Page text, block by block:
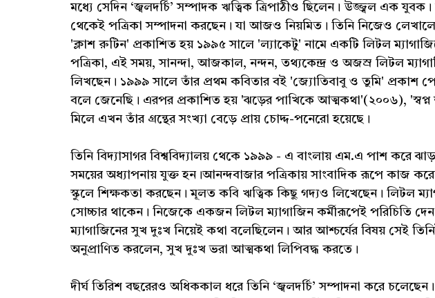
মধ্যে সেদিন ‘জ্বলদর্চি’ সম্পাদক ঋত্বিক ত্রিপাঠীও ছিলেন। উজ্জ্বল এক
থেকেই পত্রিকা সম্পাদনা করছেন। যা আজও নিয়মিত। তিনি নিজেও
'ক্লাশ রুটিন' প্রকাশিত হয় ১৯৯৫ সালে 'ল্যাকেটু' নামে একটি লিটল
পত্রিকা, এই সময়, সানন্দা, আজকাল, নন্দন, তথ্যকেন্দ্র ও অজস্র লিটল
লিখছেন। ১৯৯৯ সালে তাঁর প্রথম কবিতার বই 'জ্যোতিবাবু ও তুমি' প্রকাশ
বলে জেনেছি। এরপর প্রকাশিত হয় 'ঝড়ের পাখিকে আত্মকথা'(২০০৬), 'স্বপ্ন
মিলে এখন তাঁর গ্রন্থের সংখ্যা বেড়ে প্রায় চোদ্দ-পনেরো হয়েছে।
তিনি বিদ্যাসাগর বিশ্ববিদ্যালয় থেকে ১৯৯৯ - এ বাংলায় এম.এ পাশ করে
সময়ের অধ্যাপনায় যুক্ত হন।আনন্দবাজার পত্রিকায় সাংবাদিক রূপে কাজ
স্কুলে শিক্ষকতা করছেন। মূলত কবি ঋত্বিক কিছু গদ্যও লিখেছেন। লিটল
সোচ্চার থাকেন। নিজেকে একজন লিটল ম্যাগাজিন কর্মীরূপেই পরিচিতি
ম্যাগাজিনের সুখ দুঃখ নিয়েই কথা বলেছিলেন। আর আশ্চর্যের বিষয় সেই
অনুপ্রাণিত করলেন, সুখ দুঃখ ভরা আত্মকথা লিপিবদ্ধ করতে।
দীর্ঘ তিরিশ বছরেরও অধিককাল ধরে তিনি ‘জ্বলদর্চি’ সম্পাদনা করে